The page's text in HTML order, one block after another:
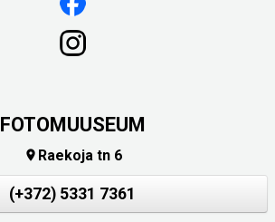
FOTOMUUSEUM
 Raekoja tn 6
(+372) 5331 7361